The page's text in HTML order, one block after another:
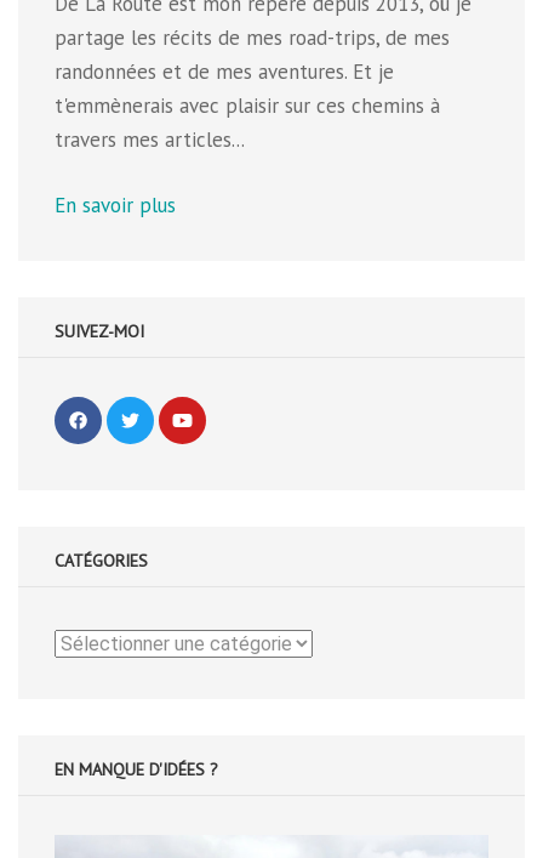
partage les récits de mes road-trips, de mes
randonnées et de mes aventures. Et je
t'emmènerais avec plaisir sur ces chemins à
travers mes articles...
En savoir plus
SUIVEZ-MOI
CATÉGORIES
Catégories
EN MANQUE D'IDÉES ?